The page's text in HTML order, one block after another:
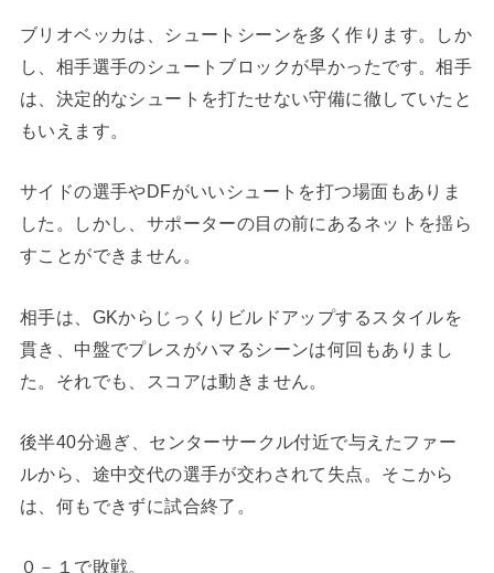
ブリオベッカは、シュートシーンを多く作ります。しか
し、相手選手のシュートブロックが早かったです。相手
は、決定的なシュートを打たせない守備に徹していたと
もいえます。
サイドの選手やDFがいいシュートを打つ場面もありま
した。しかし、サポーターの目の前にあるネットを揺ら
すことができません。
相手は、GKからじっくりビルドアップするスタイルを
貫き、中盤でプレスがハマるシーンは何回もありまし
た。それでも、スコアは動きません。
後半40分過ぎ、センターサークル付近で与えたファー
ルから、途中交代の選手が交わされて失点。そこから
は、何もできずに試合終了。
０－１で敗戦。